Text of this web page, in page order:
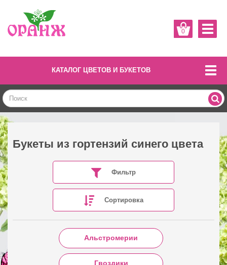
0
КАТАЛОГ ЦВЕТОВ И БУКЕТОВ
Букеты из гортензий синего цвета
Фильтр
Сортировка
Альстромерии
Гвоздики